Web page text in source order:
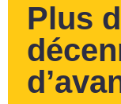
Plus